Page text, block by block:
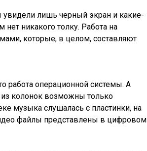
лишь черный экран и какие-
никакого толку. Работа на
которые, в целом, составляют
работа операционной системы. А
колонок возможны только
музыка слушалась с пластинки, на
файлы представлены в цифровом